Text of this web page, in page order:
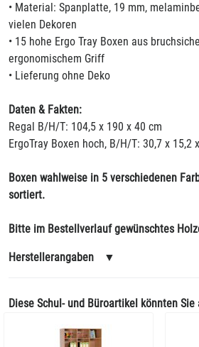
• Material: Spanplatte, 19 mm,
vielen Dekoren
• 15 hohe Ergo Tray Boxen aus
ergonomischem Griff
• Lieferung ohne Deko
Daten & Fakten:
Regal B/H/T: 104,5 x 190 x 40 cm
ErgoTray Boxen hoch, B/H/T: 30,7 x 15,2
Boxen wahlweise in 5 verschiedenen
sortiert.
Bitte im Bestellverlauf gewünschtes
Herstellerangaben ▼
Diese Schul- und Büroartikel könnten